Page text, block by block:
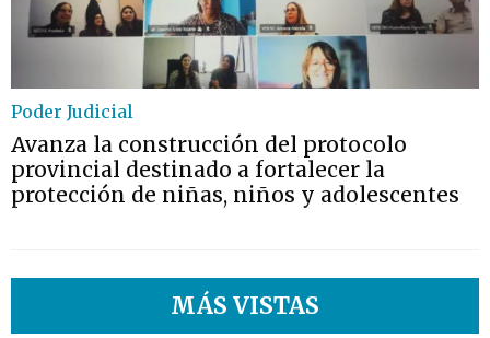
Poder Judicial
Avanza la construcción del protocolo
provincial destinado a fortalecer la
protección de niñas, niños y adolescentes
MÁS VISTAS